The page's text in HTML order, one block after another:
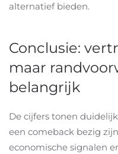
alternatief bieden.
Conclusie:
maar
belangrijk
De cijfers tonen
een comeback bezig
economische signalen